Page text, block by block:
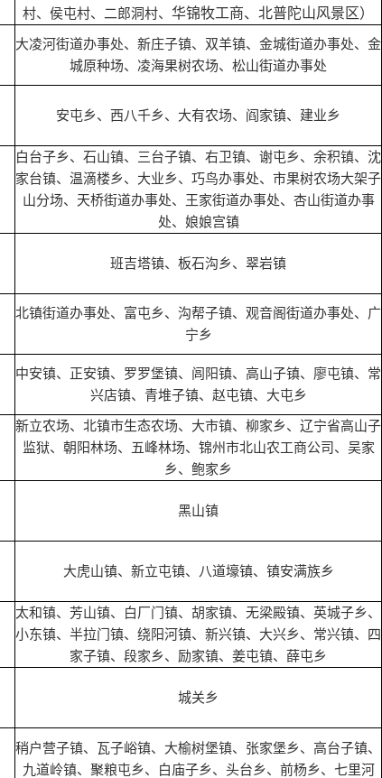
村、侯屯村、二郎洞村、 华锦牧工商、北普陀山风景区）
大凌河街道办事处、新庄子镇、双羊镇、金城街道办事处、金
城原种场、凌海果树农场、松山街道办事处
安屯乡、西八千乡、大有农场、阎家镇、建业乡
白台子乡、石山镇、三台子镇、右卫镇、谢屯乡、余积镇、沈
家台镇、温滴楼乡、大业乡、巧鸟办事处、市果树农场大架子
山分场、天桥街道办事处、王家街道办事处、杏山街道办事
处、娘娘宫镇
班吉塔镇、板石沟乡、翠岩镇
北镇街道办事处、富屯乡、沟帮子镇、观音阁街道办事处、广
宁乡
中安镇、正安镇、罗罗堡镇、闾阳镇、高山子镇、廖屯镇、常
兴店镇、青堆子镇、赵屯镇、大屯乡
新立农场、北镇市生态农场、大市镇、柳家乡、辽宁省高山子
监狱、朝阳林场、五峰林场、锦州市北山农工商公司、吴家
乡、鲍家乡
黑山镇
大虎山镇、新立屯镇、八道壕镇、镇安满族乡
太和镇、芳山镇、白厂门镇、胡家镇、无梁殿镇、英城子乡、
小东镇、半拉门镇、绕阳河镇、新兴镇、大兴乡、常兴镇、四
家子镇、段家乡、励家镇、姜屯镇、薛屯乡
城关乡
稍户营子镇、瓦子峪镇、大榆树堡镇、张家堡乡、高台子镇、
九道岭镇、聚粮屯乡、白庙子乡、头台乡、前杨乡、七里河